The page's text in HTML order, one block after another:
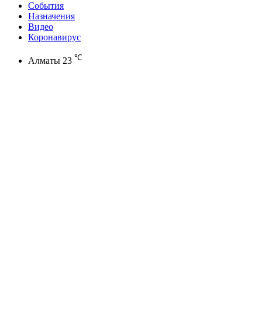
События
Назначения
Видео
Коронавирус
Алматы 23 ℃